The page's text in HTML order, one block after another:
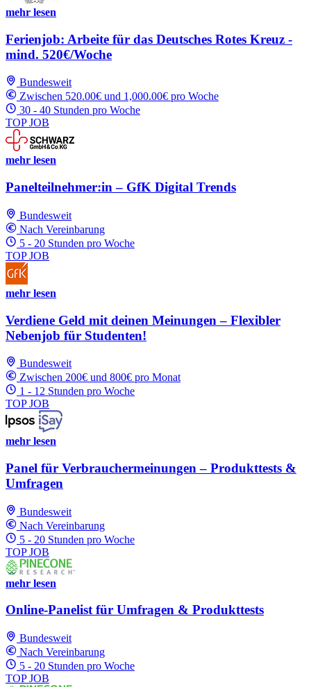
mehr lesen
Ferienjob: Arbeite für das Deutsches Rotes Kreuz -
mind. 520€/Woche
Bundesweit
Zwischen 520.00€ und 1,000.00€ pro Woche
30 - 40 Stunden pro Woche
TOP JOB
mehr lesen
Panelteilnehmer:in – GfK Digital Trends
Bundesweit
Nach Vereinbarung
5 - 20 Stunden pro Woche
TOP JOB
mehr lesen
Verdiene Geld mit deinen Meinungen – Flexibler
Nebenjob für Studenten!
Bundesweit
Zwischen 200€ und 800€ pro Monat
1 - 12 Stunden pro Woche
TOP JOB
mehr lesen
Panel für Verbrauchermeinungen – Produkttests &
Umfragen
Bundesweit
Nach Vereinbarung
5 - 20 Stunden pro Woche
TOP JOB
mehr lesen
Online-Panelist für Umfragen & Produkttests
Bundesweit
Nach Vereinbarung
5 - 20 Stunden pro Woche
TOP JOB